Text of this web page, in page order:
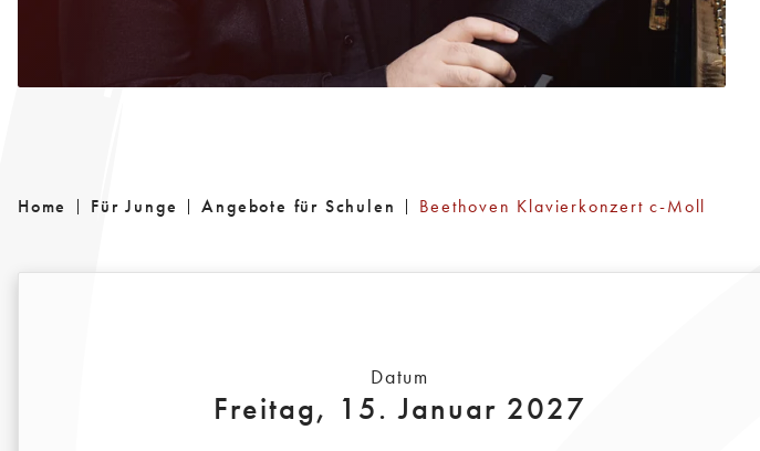
Home Für Junge Angebote für Schulen Beethoven Klavierkonzert c-Moll
Datum
Freitag, 15. Januar 2027